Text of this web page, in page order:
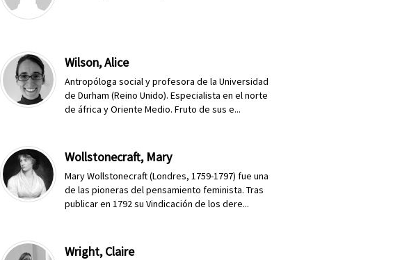
Wilson, Alice
Antropóloga social y profesora de la Universidad
de Durham (Reino Unido). Especialista en el norte
de áfrica y Oriente Medio. Fruto de sus e...
Wollstonecraft, Mary
Mary Wollstonecraft (Londres, 1759-1797) fue una
de las pioneras del pensamiento feminista. Tras
publicar en 1792 su Vindicación de los dere...
Wright, Claire